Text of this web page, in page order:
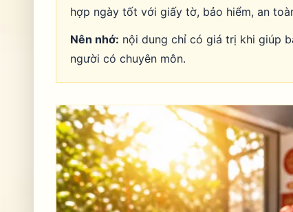
hợp ngày tốt với giấy tờ, bảo hiểm, an
Nên nhớ: nội dung chỉ có giá trị khi giúp
người có chuyên môn.